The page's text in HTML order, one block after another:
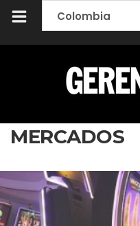
MERCADOS